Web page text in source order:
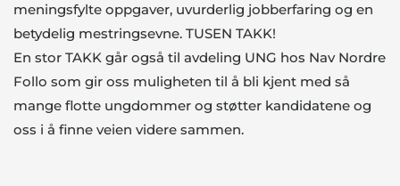
meningsfylte oppgaver, uvurderlig jobberfaring og en
betydelig mestringsevne. TUSEN TAKK!
En stor TAKK går også til avdeling UNG hos Nav Nordre
Follo som gir oss muligheten til å bli kjent med så
mange flotte ungdommer og støtter kandidatene og
oss i å finne veien videre sammen.